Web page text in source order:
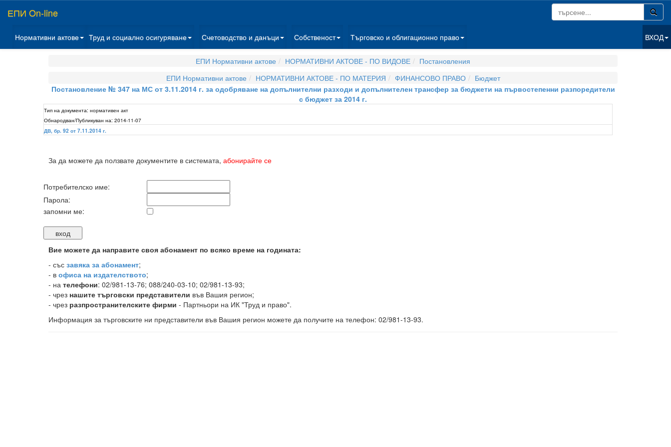
ЕПИ On-line
Нормативни актове Труд и социално осигуряване Счетоводство и данъци Собственост Търговско и облигационно право ВХОД
ЕПИ Нормативни актове НОРМАТИВНИ АКТОВЕ - ПО ВИДОВЕ
Постановления
ЕПИ Нормативни актове
НОРМАТИВНИ АКТОВЕ - ПО МАТЕРИЯ ФИНАНСОВО ПРАВО
Бюджет
Постановление № 347 на МС от 3.11.2014 г. за одобряване на допълнителни разходи и допълнителен трансфер за бюджети на първостепенни разпоредители
с бюджет за 2014 г.
Тип на документа: нормативен акт
Обнародван/Публикуван на: 2014-11-07
ДВ, бр. 92 от 7.11.2014 г.
За да можете да ползвате документите в системата, абонирайте се
Потребителско име:
Парола:
запомни ме:
Вие можете да направите своя абонамент по всяко време на годината:
- със завяка за абонамент;
- в офиса на издателството;
- на телефони: 02/981-13-76; 088/240-03-10; 02/981-13-93;
- чрез нашите търговски представители във Вашия регион;
- чрез разпространителските фирми - Партньори на ИК "Труд и право".
Информация за търговските ни представители във Вашия регион можете да получите на телефон: 02/981-13-93.